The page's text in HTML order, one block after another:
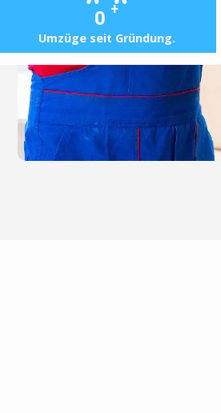
0 +
Umzüge seit Gründung.